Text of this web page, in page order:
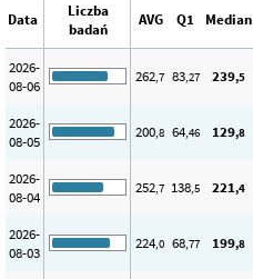
Data
Liczba
badań
AVG Q1 Median
2026-
08-06
262,7 83,27 239,5
2026-
08-05
200,8 64,46 129,8
2026-
08-04
252,7 138,5 221,4
2026-
08-03
224,0 68,77 199,8